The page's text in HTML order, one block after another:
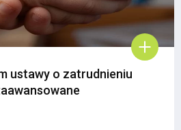
ustawy o zatrudnieniu